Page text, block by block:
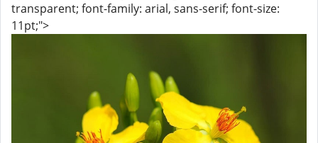
transparent; font-family: arial, sans-serif; font-size:
11pt;">